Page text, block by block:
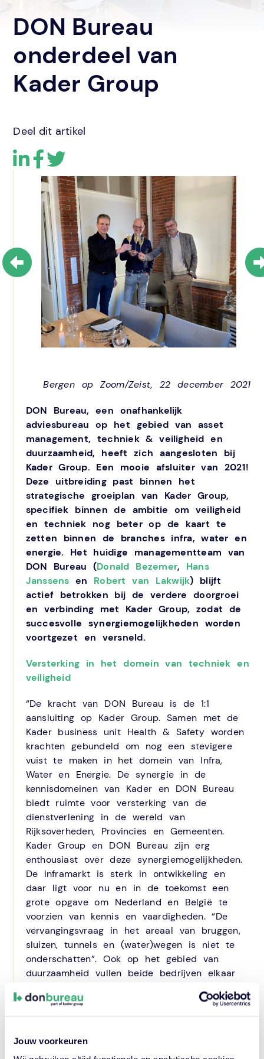
Jouw voorkeuren
DON Bureau
onderdeel van
Kader Group
Deel dit artikel
Bergen op Zoom/Zeist, 22 december 2021
DON Bureau, een onafhankelijk
adviesbureau op het gebied van asset
management, techniek & veiligheid en
duurzaamheid, heeft zich aangesloten bij
Kader Group. Een mooie afsluiter van 2021!
Deze uitbreiding past binnen het
strategische groeiplan van Kader Group,
specifiek binnen de ambitie om veiligheid
en techniek nog beter op de kaart te
zetten binnen de branches infra, water en
energie. Het huidige managementteam van
DON Bureau (Donald Bezemer, Hans
Janssens en Robert van Lakwijk) blijft
actief betrokken bij de verdere doorgroei
en verbinding met Kader Group, zodat de
succesvolle synergiemogelijkheden worden
voortgezet en versneld.
Versterking in het domein van techniek en
veiligheid
“De kracht van DON Bureau is de 1:1
aansluiting op Kader Group. Samen met de
Kader business unit Health & Safety worden
krachten gebundeld om nog een stevigere
vuist te maken in het domein van Infra,
Water en Energie. De synergie in de
kennisdomeinen van Kader en DON Bureau
biedt ruimte voor versterking van de
dienstverlening in de wereld van
Rijksoverheden, Provincies en Gemeenten.
Kader Group en DON Bureau zijn erg
enthousiast over deze synergiemogelijkheden.
De inframarkt is sterk in ontwikkeling en
daar ligt voor nu en in de toekomst een
grote opgave om Nederland en België te
voorzien van kennis en vaardigheden. “De
vervangingsvraag in het areaal van bruggen,
sluizen, tunnels en (water)wegen is niet te
onderschatten”. Ook op het gebied van
duurzaamheid vullen beide bedrijven elkaar
wordt optimaal de synergie voor bouwend en
beherend Nederland en Vlaanderen bereikt.”,
Bureau, en Bart de Boer, CEO van Kader